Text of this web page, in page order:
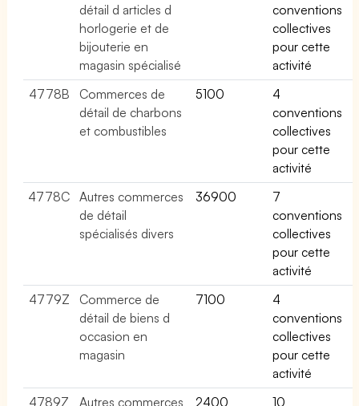
détail d articles d
horlogerie et de
bijouterie en
magasin spécialisé
conventions
collectives
pour cette
activité
4778B
Commerces de
détail de charbons
et combustibles
5100
4
conventions
collectives
pour cette
activité
4778C Autres commerces
de détail
spécialisés divers
36900
7
conventions
collectives
pour cette
activité
4779Z
Commerce de
détail de biens d
occasion en
magasin
7100
4
conventions
collectives
pour cette
activité
4789Z
Autres commerces 2400 10